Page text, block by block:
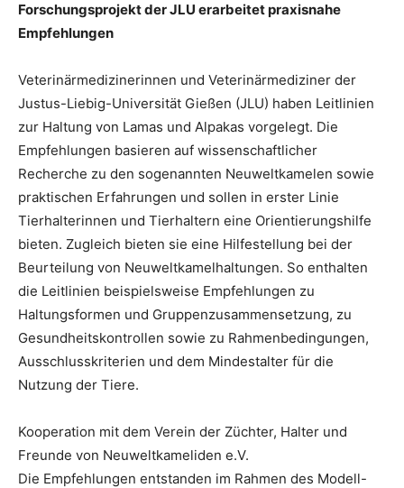
Forschungsprojekt der JLU erarbeitet praxisnahe
Empfehlungen
Veterinärmedizinerinnen und Veterinärmediziner der
Justus-Liebig-Universität Gießen (JLU) haben Leitlinien
zur Haltung von Lamas und Alpakas vorgelegt. Die
Empfehlungen basieren auf wissenschaftlicher
Recherche zu den sogenannten Neuweltkamelen sowie
praktischen Erfahrungen und sollen in erster Linie
Tierhalterinnen und Tierhaltern eine Orientierungshilfe
bieten. Zugleich bieten sie eine Hilfestellung bei der
Beurteilung von Neuweltkamelhaltungen. So enthalten
die Leitlinien beispielsweise Empfehlungen zu
Haltungsformen und Gruppenzusammensetzung, zu
Gesundheitskontrollen sowie zu Rahmenbedingungen,
Ausschlusskriterien und dem Mindestalter für die
Nutzung der Tiere.
Kooperation mit dem Verein der Züchter, Halter und
Freunde von Neuweltkameliden e.V.
Die Empfehlungen entstanden im Rahmen des Modell-